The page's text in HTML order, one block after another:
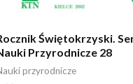
Świętokrzyski.
Przyrodnicze 28
przyrodnicze